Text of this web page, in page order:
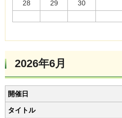
28
29 30
2026年6月
開催日
タイトル